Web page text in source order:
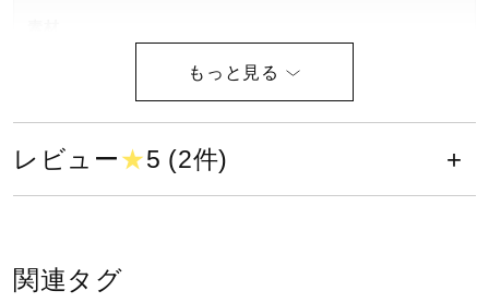
健康／エクササイズ
ジュニア／キッズ
中国製
レビュー★5 (2件)
関連タグ